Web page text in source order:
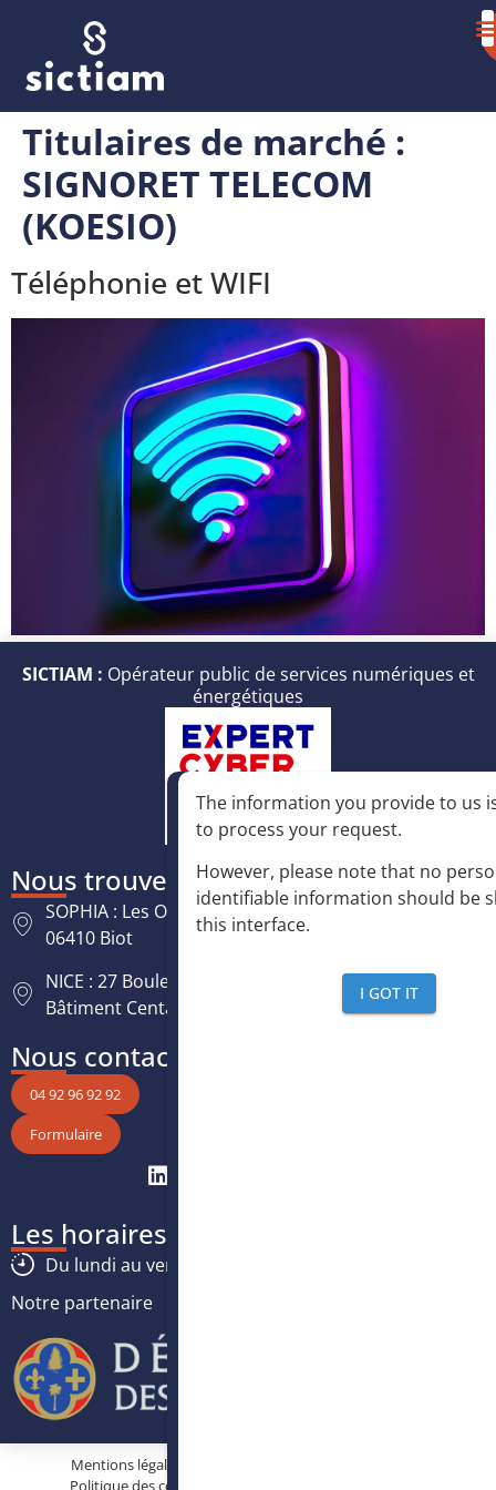
Titulaires de marché :
SIGNORET TELECOM
(KOESIO)
Téléphonie et WIFI
SICTIAM : Opérateur public de services numériques et
énergétiques
Nous trouver
SOPHIA : Les Oréades, 125 rue des Amandiers,
06410 Biot
NICE : 27 Boulevard Paul Montel Nice Leader -
Bâtiment Centaure, 06200 Nice
Nous contacter
04 92 96 92 92
Formulaire
Les horaires
Du lundi au vendredi :
Notre partenaire
Mentions légales
Politique des cookies
The information you provide to us
to process your request.
However, please note that no
identifiable information should be
this interface.
I GOT IT